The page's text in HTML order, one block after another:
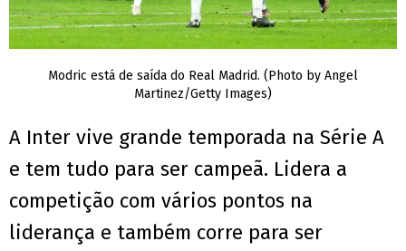
Modric está de saída do Real Madrid. (Photo by Angel
Martinez/Getty Images)
A Inter vive grande temporada na Série A
e tem tudo para ser campeã. Lidera a
competição com vários pontos na
liderança e também corre para ser